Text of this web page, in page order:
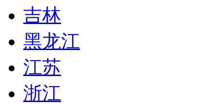
吉林
黑龙江
江苏
浙江